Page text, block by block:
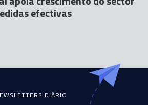
efectivas
DIÁRIO